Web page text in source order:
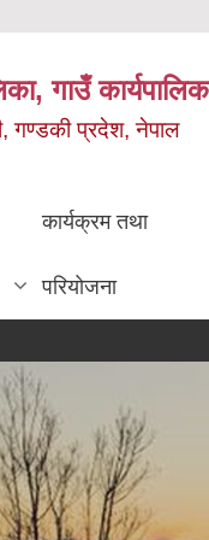
गाउँ
गण्डकी प्रदेश, नेपाल
कार्यक्रम तथा
परियोजना